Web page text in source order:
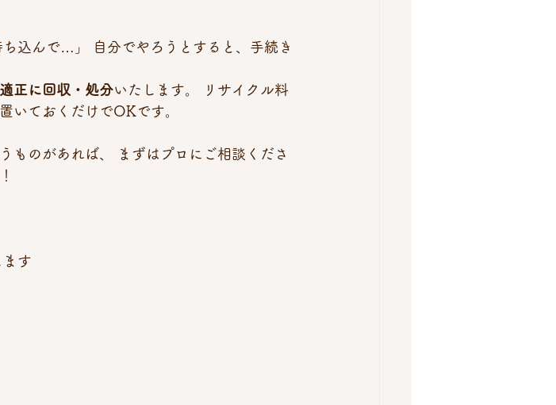
正に回収・処分いたします。 リサイクル料
いておくだけでOKです。
ものがあれば、 まずはプロにご相談くださ
す